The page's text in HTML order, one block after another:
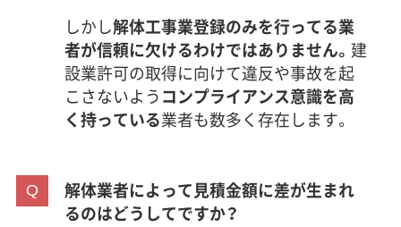
しかし解体工事業登録のみを行ってる業
者が信頼に欠けるわけではありません。 建
設業許可の取得に向けて違反や事故を起
こさないようコンプライアンス意識を高
く持っている業者も数多く存在します。
解体業者によって見積金額に差が生まれ
るのはどうしてですか？